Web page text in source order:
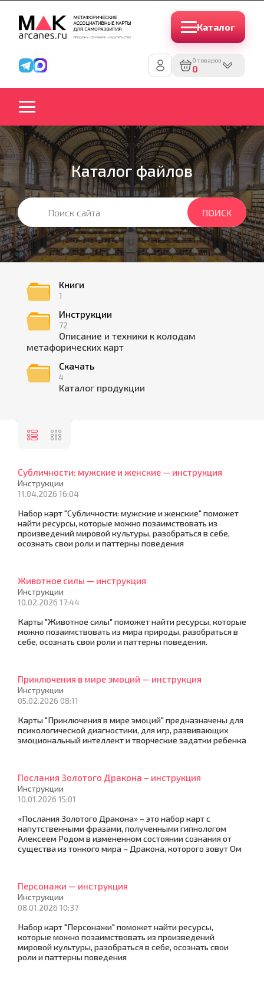
Каталог
0 товаров
0
Каталог файлов
Книги
1
Инструкции
72
Описание и техники к колодам
метафорических карт
Скачать
4
Каталог продукции
Субличности: мужские и женские — инструкция
Инструкции
11.04.2026 16:04
Набор карт "Субличности: мужские и женские" поможет
найти ресурсы, которые можно позаимствовать из
произведений мировой культуры, разобраться в себе,
осознать свои роли и паттерны поведения
Животное силы — инструкция
Инструкции
10.02.2026 17:44
Карты "Животное силы" поможет найти ресурсы, которые
можно позаимствовать из мира природы, разобраться в
себе, осознать свои роли и паттерны поведения.
Приключения в мире эмоций — инструкция
Инструкции
05.02.2026 08:11
Карты "Приключения в мире эмоций" предназначены для
психологической диагностики, для игр, развивающих
эмоциональный интеллект и творческие задатки ребенка
Послания Золотого Дракона – инструкция
Инструкции
10.01.2026 15:01
«Послания Золотого Дракона» – это набор карт с
напутственными фразами, полученными гипнологом
Алексеем Родом в измененном состоянии сознания от
существа из тонкого мира – Дракона, которого зовут Ом
Персонажи — инструкция
Инструкции
08.01.2026 10:37
Набор карт "Персонажи" поможет найти ресурсы,
которые можно позаимствовать из произведений
мировой культуры, разобраться в себе, осознать свои
роли и паттерны поведения